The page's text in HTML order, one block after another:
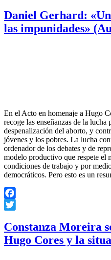
Daniel Gerhard:
las impunidades»
En el Acto en homenaje a Hugo
recoge las enseñanzas de la
despenalización del aborto, y
jóvenes y los pobres. La lucha
ordenador de los debates y de
modelo productivo que respete el
condiciones de trabajo y por
democráticos. Pero esto es un
Facebook
Constanza Moreira
Hugo Cores y la